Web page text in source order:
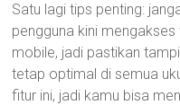
Satu lagi tips penting:
pengguna kini
mobile, jadi pastikan
tetap optimal di semua
fitur ini, jadi kamu bisa